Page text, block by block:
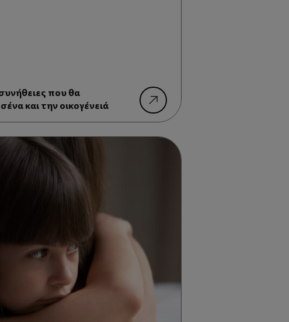
που θα
και την οικογένειά